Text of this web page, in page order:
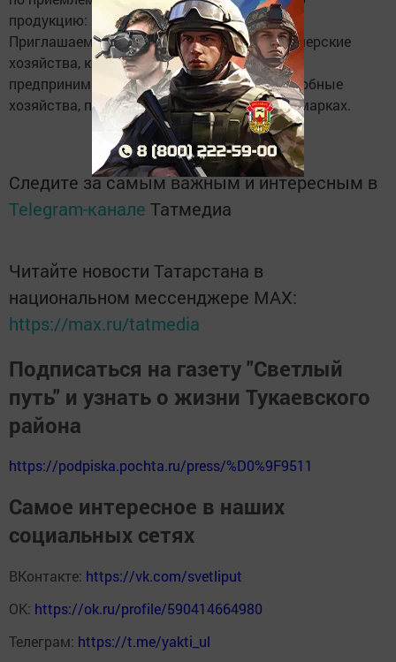
продукцию: мясо, молоко, овощи.
Приглашаем агрофирмы, крестьянско-фермерские
хозяйства, кооператоров, индивидуальных
предпринимателей, граждан, ведущих подсобные
хозяйства, принять активное участие на ярмарках.
Следите за самым важным и интересным в
Telegram-канале Татмедиа
Читайте новости Татарстана в
национальном мессенджере MАХ:
https://max.ru/tatmedia
Подписаться на газету "Светлый
путь" и узнать о жизни Тукаевского
района
https://podpiska.pochta.ru/press/%D0%9F9511
Самое интересное в наших
социальных сетях
ВКонтакте: https://vk.com/svetliput
ОК: https://ok.ru/profile/590414664980
Телеграм: https://t.me/yakti_ul